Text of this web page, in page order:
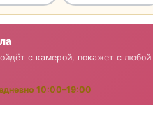
с камерой, покажет с
10:00–19:00